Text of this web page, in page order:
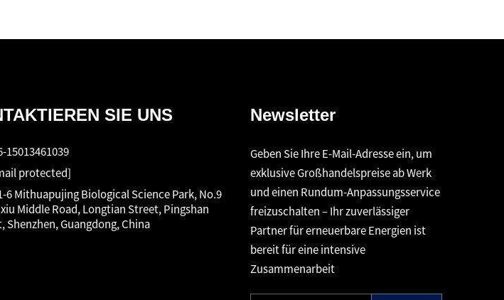
SIE UNS
15013461039
protected]
6 Mithuapujing Biological Science Park, No.9
Middle Road, Longtian Street, Pingshan
Shenzhen, Guangdong, China
Newsletter
Geben Sie Ihre E-Mail-Adresse ein, um
exklusive Großhandelspreise ab Werk
und einen Rundum-Anpassungsservice
freizuschalten – Ihr zuverlässiger
Partner für erneuerbare Energien ist
bereit für eine intensive
Zusammenarbeit